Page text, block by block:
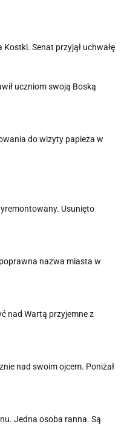
Senat przyjął uchwałę
uczniom swoją Boską
do wizyty papieża w
Usunięto
nazwa miasta w
nad Wartą przyjemne z
nad swoim ojcem. Poniżał
Jedna osoba ranna. Są